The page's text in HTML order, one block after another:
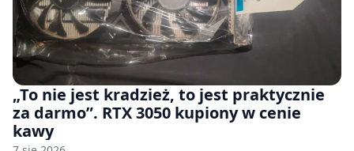
„To nie jest kradzież, to jest praktycznie
za darmo”. RTX 3050 kupiony w cenie
kawy